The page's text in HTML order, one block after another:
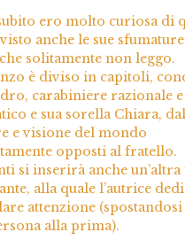
ero molto curiosa di
anche le sue
solitamente non leggo.
è diviso in capitoli,
carabiniere razionale e
e sua sorella Chiara, dal
e visione del mondo
opposti al fratello.
si inserirà anche un’altra
alla quale l’autrice
attenzione
alla prima).